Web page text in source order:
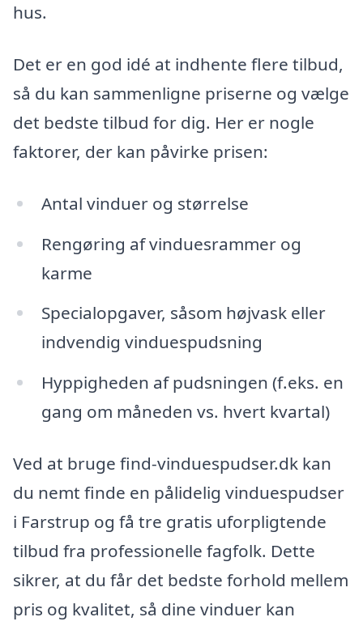
hus.
Det er en god idé at indhente flere tilbud,
så du kan sammenligne priserne og vælge
det bedste tilbud for dig. Her er nogle
faktorer, der kan påvirke prisen:
Antal vinduer og størrelse
Rengøring af vinduesrammer og
karme
Specialopgaver, såsom højvask eller
indvendig vinduespudsning
Hyppigheden af pudsningen (f.eks. en
gang om måneden vs. hvert kvartal)
Ved at bruge find-vinduespudser.dk kan
du nemt finde en pålidelig vinduespudser
i Farstrup og få tre gratis uforpligtende
tilbud fra professionelle fagfolk. Dette
sikrer, at du får det bedste forhold mellem
pris og kvalitet, så dine vinduer kan